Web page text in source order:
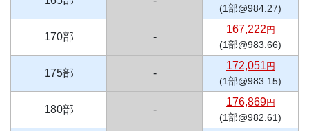
(1部@984.27)
170部 -
167,222 円
(1部@983.66)
175部 -
172,051 円
(1部@983.15)
180部 -
176,869円
(1部@982.61)